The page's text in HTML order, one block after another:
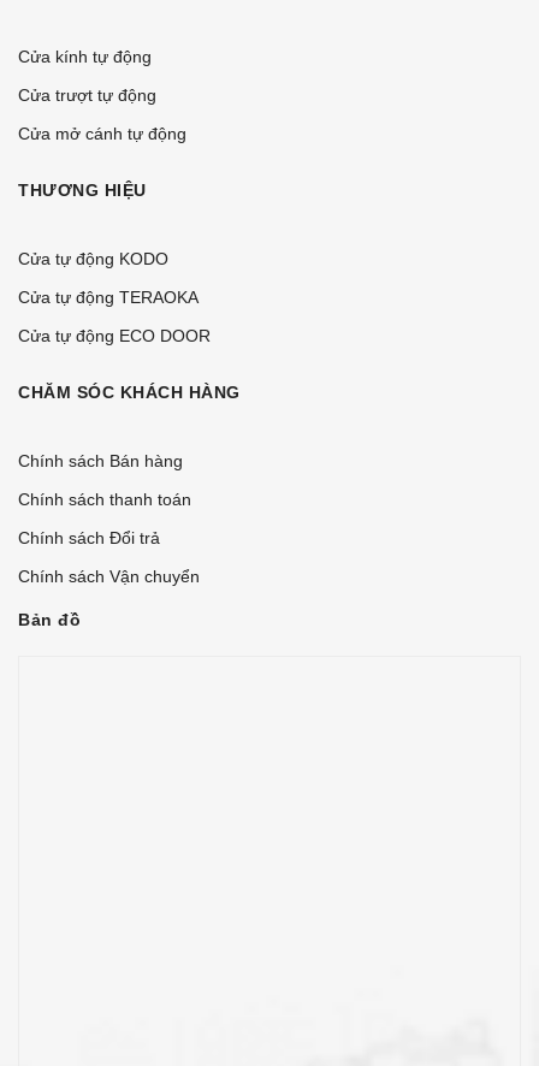
Cửa kính tự động
Cửa trượt tự động
Cửa mở cánh tự động
THƯƠNG HIỆU
Cửa tự động KODO
Cửa tự động TERAOKA
Cửa tự động ECO DOOR
CHĂM SÓC KHÁCH HÀNG
Chính sách Bán hàng
Chính sách thanh toán
Chính sách Đổi trả
Chính sách Vận chuyển
Bản đồ